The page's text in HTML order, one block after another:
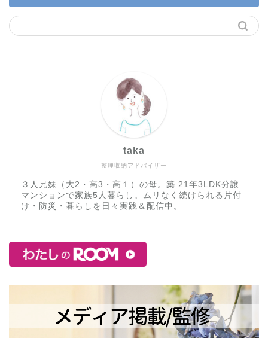
整理収納アドバイザー
taka
３人兄妹（大2・高3・高１）の母。築 21年3LDK分譲
マンションで家族5人暮らし。ムリなく続けられる片付
け・防災・暮らしを日々実践＆配信中。